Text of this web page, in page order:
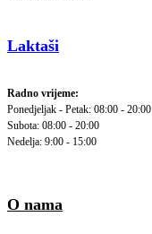
Laktaši
Radno vrijeme:
Ponedjeljak - Petak: 08:00 - 20:00
Subota: 08:00 - 20:00
Nedelja: 9:00 - 15:00
O nama